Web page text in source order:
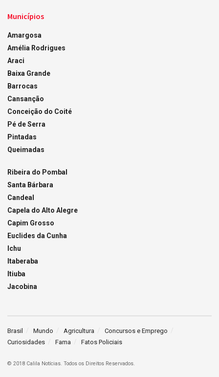
Municípios
Amargosa
Amélia Rodrigues
Araci
Baixa Grande
Barrocas
Cansanção
Conceição do Coité
Pé de Serra
Pintadas
Queimadas
Ribeira do Pombal
Santa Bárbara
Candeal
Capela do Alto Alegre
Capim Grosso
Euclides da Cunha
Ichu
Itaberaba
Itiuba
Jacobina
Brasil Mundo Agricultura
Concursos e Emprego
Curiosidades
Fama Fatos Policiais
© 2018 Calila Notícias. Todos os Direitos Reservados.